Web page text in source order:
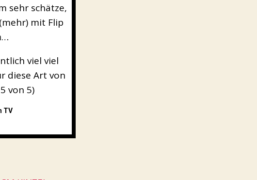
sehr schätze,
mit Flip
viel viel
diese Art von
von 5)
TV